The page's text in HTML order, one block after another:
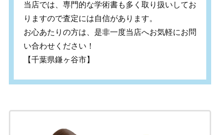
当店では、専門的な学術書も多く取り扱いしてお
りますので査定には自信があります。
お心あたりの方は、是非一度当店へお気軽にお問
い合わせください！
【千葉県鎌ヶ谷市】